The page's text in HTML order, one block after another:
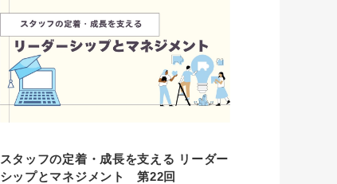
スタッフの定着・成長を支える リーダー
シップとマネジメント 第22回